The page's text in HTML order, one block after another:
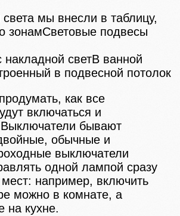
света мы внесли в таблицу,
зонамСветовые подвесы
накладной светВ ванной
в подвесной потолок
как все
включаться и
бывают
обычные и
выключатели
одной лампой сразу
мест: например, включить
можно в комнате, а
на кухне.